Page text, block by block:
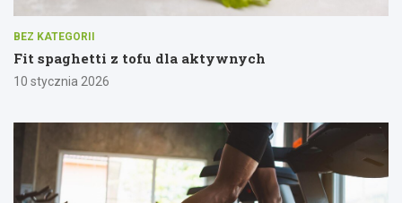
BEZ KATEGORII
Fit spaghetti z tofu dla aktywnych
10 stycznia 2026